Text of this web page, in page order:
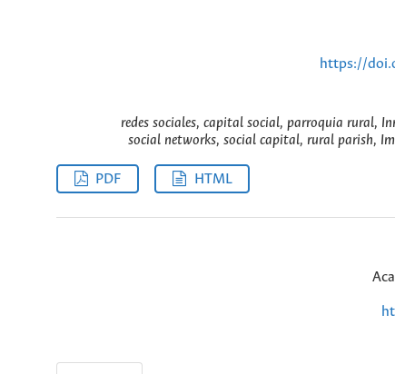
https://
redes sociales, capital social, parroquia rural,
social networks, social capital, rural parish,
PDF HTML